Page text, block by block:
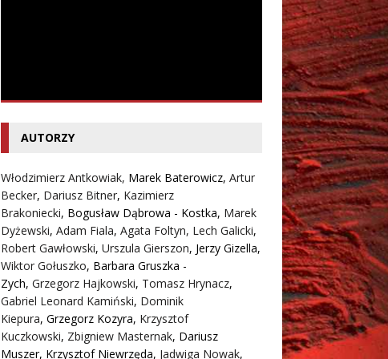
AUTORZY
Włodzimierz Antkowiak, Marek Baterowicz, Artur
Becker, Dariusz Bitner, Kazimierz
Brakoniecki, Bogusław Dąbrowa - Kostka, Marek
Dyżewski, Adam Fiala, Agata Foltyn, Lech Galicki,
Robert Gawłowski, Urszula Gierszon, Jerzy Gizella,
Wiktor Gołuszko, Barbara Gruszka -
Zych, Grzegorz Hajkowski, Tomasz Hrynacz,
Gabriel Leonard Kamiński, Dominik
Kiepura, Grzegorz Kozyra, Krzysztof
Kuczkowski, Zbigniew Masternak, Dariusz
Muszer, Krzysztof Niewrzęda, Jadwiga Nowak,